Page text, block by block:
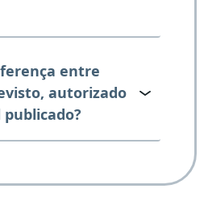
entre
autorizado